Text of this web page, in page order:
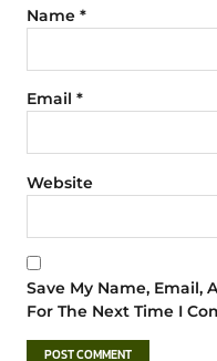
Name *
Email *
Website
Save My Name, Email,
For The Next Time I